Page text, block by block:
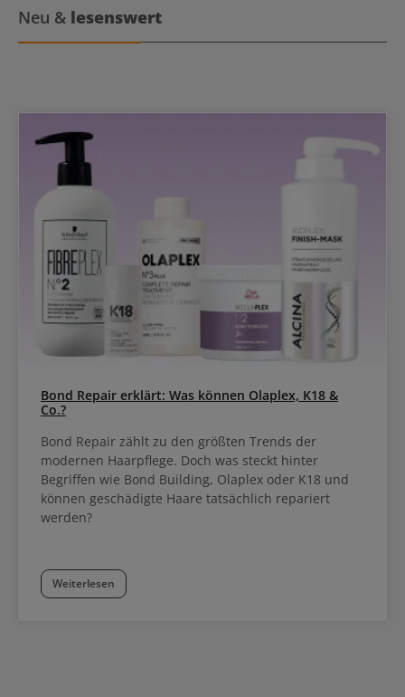
Neu & lesenswert
Bond Repair erklärt: Was können Olaplex, K18 &
Co.?
Bond Repair zählt zu den größten Trends der
modernen Haarpflege. Doch was steckt hinter
Begriffen wie Bond Building, Olaplex oder K18 und
können geschädigte Haare tatsächlich repariert
werden?
Weiterlesen